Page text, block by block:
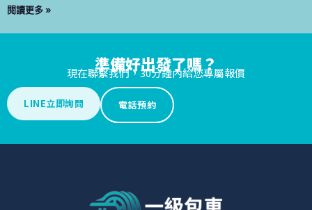
閱讀更多 »
準備好出發了嗎？
現在聯繫我們，30分鐘內給您專屬報價
LINE立即詢問 電話預約